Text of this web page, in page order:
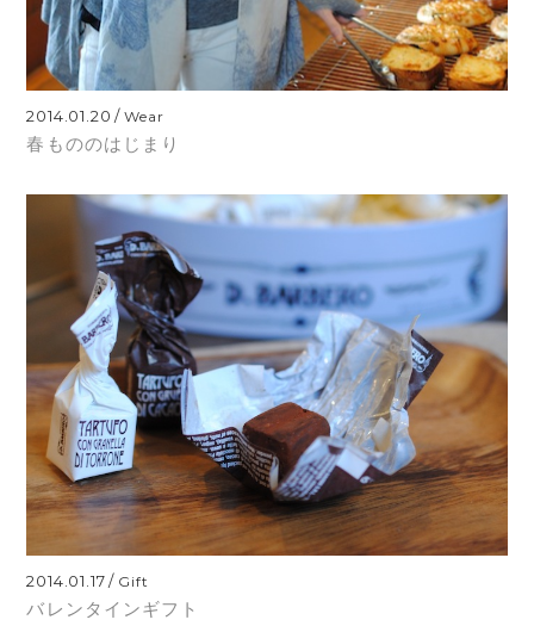
2014.01.20 Wear
春もののはじまり
2014.01.17 Gift
バレンタインギフト